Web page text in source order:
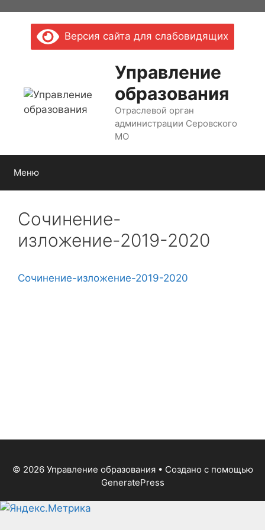
содержимомуВерсия сайта для слабовидящих
Управление
образования
Отраслевой орган
администрации Серовского
МО
Меню
Сочинение-
изложение-2019-2020
Сочинение-изложение-2019-2020
© 2026 Управление образования• Создано с помощью
GeneratePress